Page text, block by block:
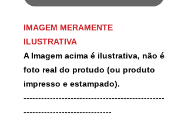
IMAGEM MERAMENTE
ILUSTRATIVA
A Imagem acima é ilustrativa, não é
foto real do protudo (ou produto
impresso e estampado).
------------------------------------------------
------------------------------